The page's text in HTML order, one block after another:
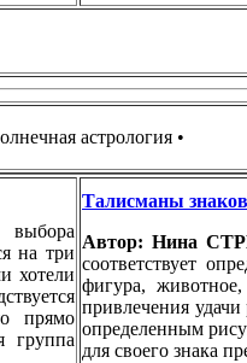
астрология •
на три
хотели
прямо
группа
Талисманы знаков
Автор: Нина
соответствует
фигура,
привлечения
определенным
для своего знака